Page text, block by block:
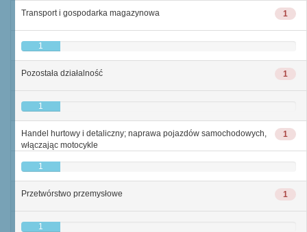
1
Transport i gospodarka magazynowa
1
1
Pozostała działalność
1
1
Handel hurtowy i detaliczny; naprawa pojazdów samochodowych,
włączając motocykle
1
1
Przetwórstwo przemysłowe
1